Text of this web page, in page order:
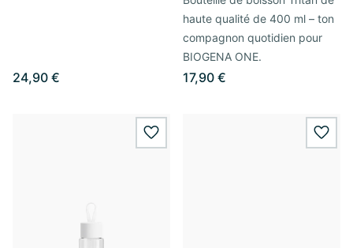
24,90 €
haute qualité de 400 ml – ton
compagnon quotidien pour
BIOGENA ONE.
17,90 €
wishlist.add